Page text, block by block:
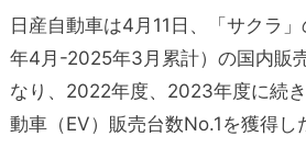
日産自動車は4月11日、「サクラ
年4月-2025年3月累計）の国内販
なり、2022年度、2023年度に続
動車（EV）販売台数No.1を獲得し